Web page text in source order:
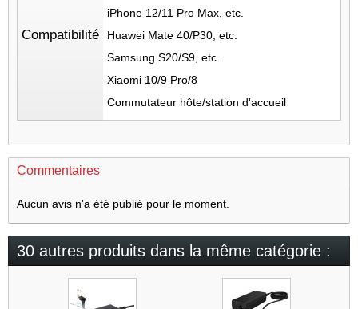
Compatibilité
iPhone 12/11 Pro Max, etc.
Huawei Mate 40/P30, etc.
Samsung S20/S9, etc.
Xiaomi 10/9 Pro/8
Commutateur hôte/station d'accueil
Commentaires
Aucun avis n'a été publié pour le moment.
30 autres produits dans la même catégorie :